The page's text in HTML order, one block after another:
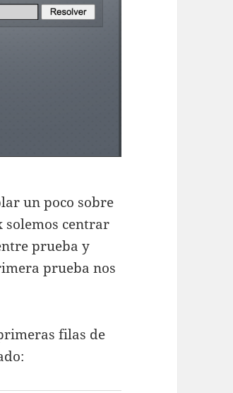
un poco sobre
centrar
prueba y
prueba nos
filas de